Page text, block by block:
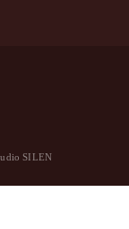
SILEN